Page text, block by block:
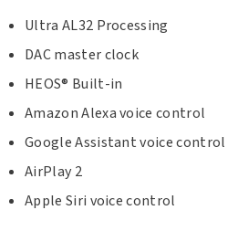
Ultra AL32 Processing
DAC master clock
HEOS® Built-in
Amazon Alexa voice control
Google Assistant voice control
AirPlay 2
Apple Siri voice control